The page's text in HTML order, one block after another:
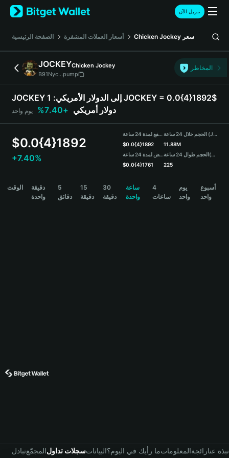
English
日本語
Русский
Español (Latinoamérica)
Türkçe
Deutsch
简体中文
Português (Portugal)
Bahasa Indonesia
বাংলা
تنزيل الآن
الصفحة الرئيسية أسعار العملات المشفرة Chicken Jockey سعر
JOCKEYChicken Jockey
B91Nyc...pump
المخاطر
JOCKEY إلى الدولار الأمريكي: 1 JOCKEY = 0.0{4}1892$
دولار أمريكي +7.40% يوم واحد
$0.0{4}1892
+7.40%
مرتفع لمدة 24 ساعة
$0.0{4}1892
منخفض لمدة 24 ساعة
$0.0{4}1761
الحجم خلال 24 ساعة (JOCKEY)
11.88M
الحجم طوال 24 ساعة(USDT)
225
الوقت
دقيقة
واحدة
5
دقائق
15
دقيقة
30
دقيقة
ساعة
واحدة
4
ساعات
يوم
واحد
أسبوع
واحد
تبادلالمجمّعسجلات تداولالبياناتما رأيك في اليوم؟المعلوماترائجةنبذة عنا